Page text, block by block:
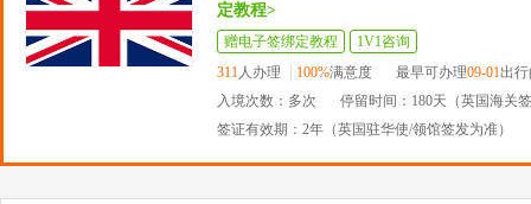
定教程>
赠电子签绑定教程
1V1咨询
311人办理 100%满意度 最早可办理09-01出
入境次数：多次
停留时间：180天（英国海关
签证有效期：2年（英国驻华使/领馆签发为准）